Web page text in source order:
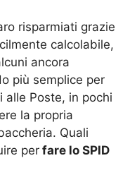
risparmiati grazie
calcolabile,
ancora
più semplice per
alle Poste, in pochi
la propria
Quali
per fare lo SPID